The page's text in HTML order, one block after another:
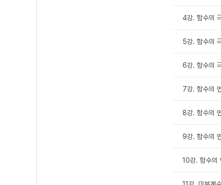
4강. 함수의
5강. 함수의
6강. 함수의
7강. 함수의
8강. 함수의
9강. 함수의
10강. 함수의